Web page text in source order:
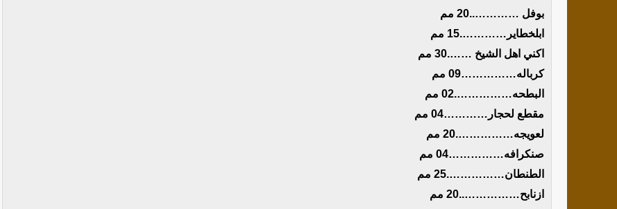
بوفل …………..20 مم
ابلخطاير………….15 مم
اكني اهل الشيخ …….30 مم
كرباله……………09 مم
البطحه…………….02 مم
مقطع لحجار…………04 مم
لعويجه…………….20 مم
صنكرافه……………04 مم
الطنطان…………….25 مم
ازنابح……………..20 مم